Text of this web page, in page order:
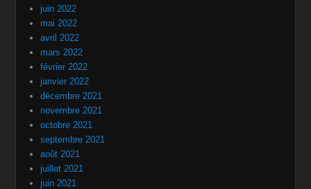
juin 2022
mai 2022
avril 2022
mars 2022
février 2022
janvier 2022
décembre 2021
novembre 2021
octobre 2021
septembre 2021
août 2021
juillet 2021
juin 2021